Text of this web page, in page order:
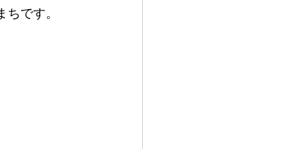
県 奈良県
です。